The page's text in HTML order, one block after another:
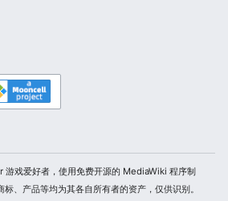
戏爱好者，使用免费开源的 MediaWiki 程序制
、产品等均为其各自所有者的资产，仅供识别。